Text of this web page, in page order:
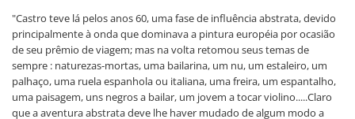
"Castro teve lá pelos anos 60, uma fase de influência abstrata, devido
principalmente à onda que dominava a pintura européia por ocasião
de seu prêmio de viagem; mas na volta retomou seus temas de
sempre : naturezas-mortas, uma bailarina, um nu, um estaleiro, um
palhaço, uma ruela espanhola ou italiana, uma freira, um espantalho,
uma paisagem, uns negros a bailar, um jovem a tocar violino.....Claro
que a aventura abstrata deve lhe haver mudado de algum modo a